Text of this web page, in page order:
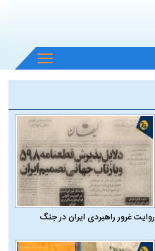
باز
و
منو
روایت غرور راهبردی ایران در جنگ